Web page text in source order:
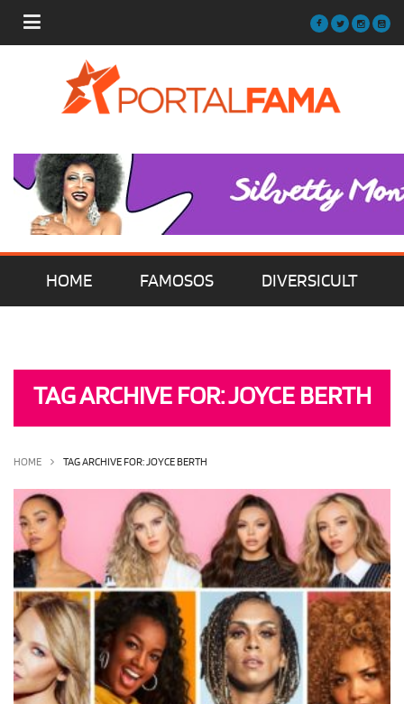
HOME FAMOSOS DIVERSICULT
OLHA ISSO! EU QUERO!
TAG ARCHIVE FOR: JOYCE BERTH
HOME TAG ARCHIVE FOR: JOYCE BERTH